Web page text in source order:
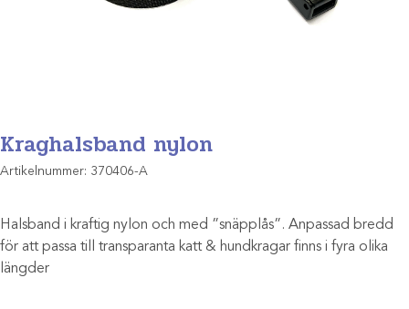
Kraghalsband nylon
Artikelnummer: 370406-A
Halsband i kraftig nylon och med ”snäpplås”. Anpassad bredd
för att passa till transparanta katt & hundkragar finns i fyra olika
längder